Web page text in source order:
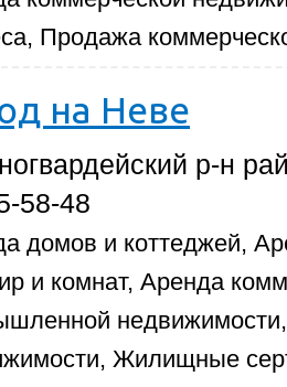
Продажа
на Неве
р-н
58-48
домов и коттеджей,
и комнат, Аренда
Жилищные